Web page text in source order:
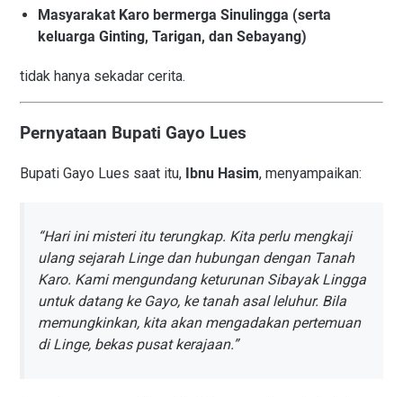
Masyarakat Karo bermerga Sinulingga (serta
keluarga Ginting, Tarigan, dan Sebayang)
tidak hanya sekadar cerita.
Pernyataan Bupati Gayo Lues
Bupati Gayo Lues saat itu, Ibnu Hasim, menyampaikan:
“Hari ini misteri itu terungkap. Kita perlu mengkaji
ulang sejarah Linge dan hubungan dengan Tanah
Karo. Kami mengundang keturunan Sibayak Lingga
untuk datang ke Gayo, ke tanah asal leluhur. Bila
memungkinkan, kita akan mengadakan pertemuan
di Linge, bekas pusat kerajaan.”